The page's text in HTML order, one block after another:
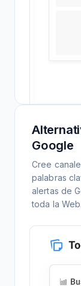
Google
Cree
palabras
alertas de
toda la Web.